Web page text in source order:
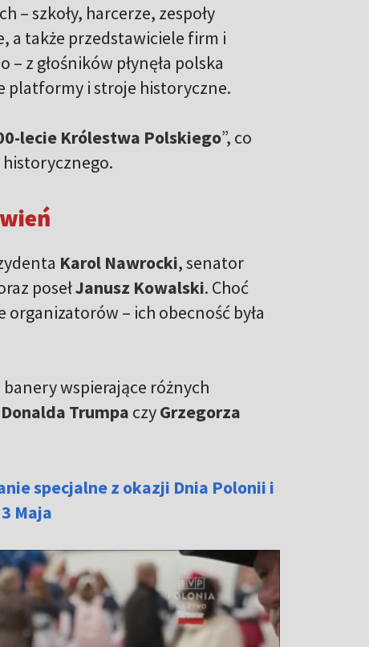
– szkoły, harcerze, zespoły
a także przedstawiciele firm i
z głośników płynęła polska
platformy i stroje historyczne.
lecie Królestwa Polskiego”, co
Karol Nawrocki, senator
posełJanusz Kowalski. Choć
– ich obecność była
wspierające różnych
Donalda Trumpa czyGrzegorza
specjalne z okazji Dnia Polonii i
Maja